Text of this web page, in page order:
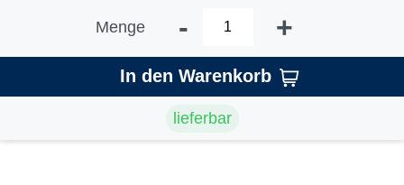
Menge - +
In den Warenkorb
lieferbar